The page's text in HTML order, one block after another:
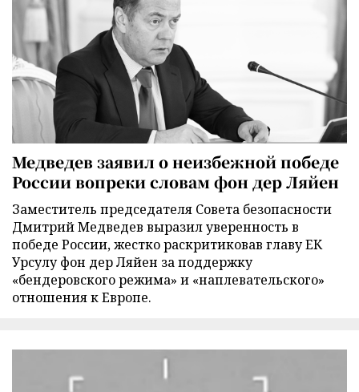
Медведев заявил о неизбежной победе
России вопреки словам фон дер Ляйен
Заместитель председателя Совета безопасности
Дмитрий Медведев выразил уверенность в
победе России, жестко раскритиковав главу ЕК
Урсулу фон дер Ляйен за поддержку
«бендеровского режима» и «наплевательского»
отношения к Европе.